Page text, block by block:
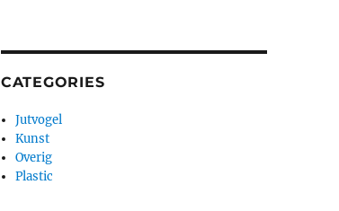
CATEGORIES
Jutvogel
Kunst
Overig
Plastic